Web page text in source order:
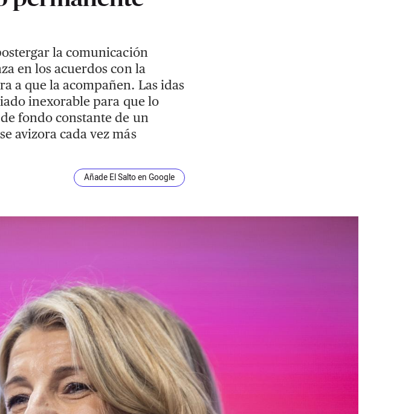
la comunicación
en los acuerdos con la
a que la acompañen. Las idas
inexorable para que lo
fondo constante de un
avizora cada vez más
Añade El Salto en Google